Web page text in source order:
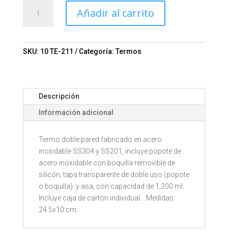
Nazioni.
TE-
Añadir al carrito
SKU: 10 TE-211 Categoría:Termos
Descripción
Información adicional
Termo doble pared fabricado en acero
inoxidable SS304 y SS201, incluye popote de
acero inoxidable con boquilla removible de
silicón, tapa transparente de doble uso (popote
o boquilla) y asa, con capacidad de 1,200 ml.
Incluye caja de cartón individual. . Medidas:
24.5x10 cm.